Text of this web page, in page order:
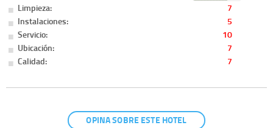
Limpieza:
7
Instalaciones:
5
Servicio:
10
Ubicación:
7
Calidad:
7
OPINA SOBRE ESTE HOTEL